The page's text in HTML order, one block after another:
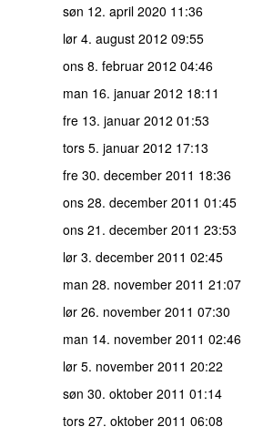
søn 12. april 2020 11:36
lør 4. august 2012 09:55
ons 8. februar 2012 04:46
man 16. januar 2012 18:11
fre 13. januar 2012 01:53
tors 5. januar 2012 17:13
fre 30. december 2011 18:36
ons 28. december 2011 01:45
ons 21. december 2011 23:53
lør 3. december 2011 02:45
man 28. november 2011 21:07
lør 26. november 2011 07:30
man 14. november 2011 02:46
lør 5. november 2011 20:22
søn 30. oktober 2011 01:14
tors 27. oktober 2011 06:08